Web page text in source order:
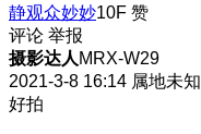
静观众妙妙10F 赞
评论 举报
摄影达人 MRX-W29
2021-3-8 16:14 属地未知
好拍